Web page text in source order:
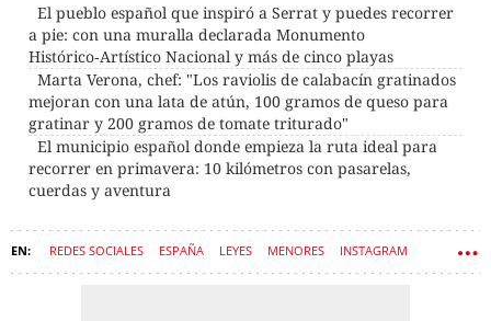
El pueblo español que inspiró a Serrat y puedes recorrer
a pie: con una muralla declarada Monumento
Histórico‑Artístico Nacional y más de cinco playas
Marta Verona, chef: "Los raviolis de calabacín gratinados
mejoran con una lata de atún, 100 gramos de queso para
gratinar y 200 gramos de tomate triturado"
El municipio español donde empieza la ruta ideal para
recorrer en primavera: 10 kilómetros con pasarelas,
cuerdas y aventura
REDES SOCIALES ESPAÑA LEYES MENORES INSTAGRAM